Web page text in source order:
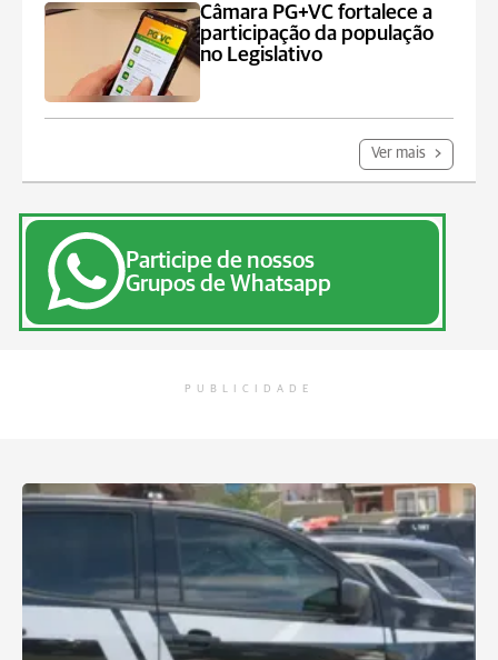
Câmara PG+VC fortalece a
participação da população
no Legislativo
Ver mais
Participe de nossos
Grupos de Whatsapp
PUBLICIDADE